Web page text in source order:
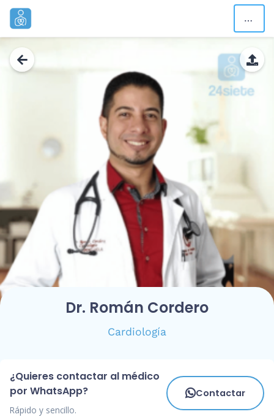
Dr. Román Cordero
Cardiología
¿Quieres contactar al médico
por WhatsApp?
Rápido y sencillo.
Contactar